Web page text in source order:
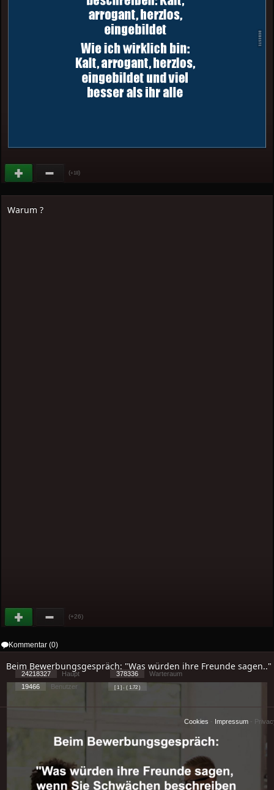
(+18)
Warum ?
(+26)
Kommentar (0)
Beim Bewerbungsgespräch: "Was würden ihre Freunde sagen.."
24218327 Haupt 378336
Warteraum
19466
Benutzer [ 1 ] - ( 1.72 )
Cookies - Impressum -